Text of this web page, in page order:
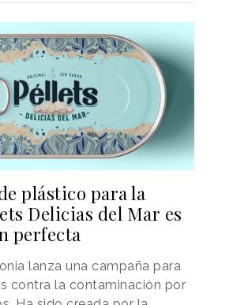
plástico para la
Delicias del Mar es
perfecta
lanza una campaña para
contra la contaminación por